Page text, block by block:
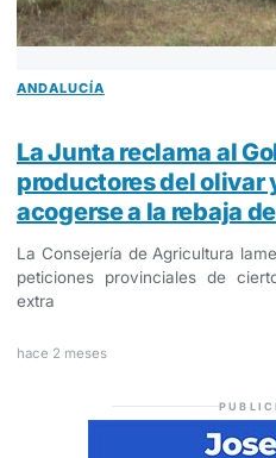
ANDALUCÍA
La Junta reclama al
productores del olivar
acogerse a la rebaja
La Consejería de Agricultura
peticiones provinciales de
extra
hace 2 meses